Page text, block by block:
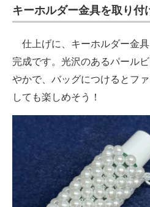
キーホルダー金具を取り付
仕上げに、キーホルダー金
完成です。光沢のあるパール
やかで、バッグにつけるとフ
しても楽しめそう！